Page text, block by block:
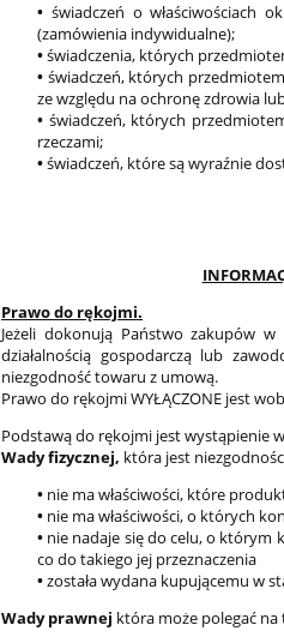
• świadczeń o właściwościach
(zamówienia indywidualne);
•świadczenia, których
• świadczeń, których
ze względu na ochronę zdrowia
• świadczeń, których
rzeczami;
•świadczeń, które są wyraźnie
Prawo do rękojmi.
Jeżeli dokonują Państwo zakupów
działalnością gospodarczą lub
niezgodność towaru z umową.
Prawo do rękojmi WYŁĄCZONE jest
Podstawą do rękojmi jest wystąpienie
Wady fizycznej, która jest
• nie ma właściwości, które
• nie ma właściwości, o których
• nie nadaje się do celu, o którym
co do takiego jej przeznaczenia
•została wydana kupującemu w
Wady prawnej która może polegać